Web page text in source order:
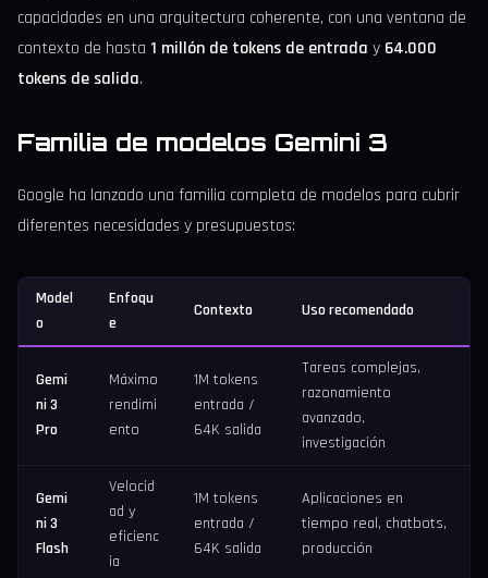
capacidades en una arquitectura coherente, con una ventana de
contexto de hasta 1 millón de tokens de entrada y 64.000
tokens de salida.
Familia de modelos Gemini 3
Google ha lanzado una familia completa de modelos para cubrir
diferentes necesidades y presupuestos:
Model
o
Enfoqu
e
Contexto Uso recomendado
Gemi
ni 3
Pro
Máximo
rendimi
ento
1M tokens
entrada /
64K salida
Tareas complejas,
razonamiento
avanzado,
investigación
Gemi
ni 3
Flash
Velocid
ad y
eficienc
ia
1M tokens
entrada /
64K salida
Aplicaciones en
tiempo real, chatbots,
producción